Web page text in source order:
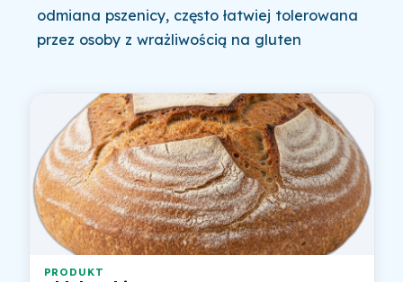
odmiana pszenicy, często łatwiej tolerowana
przez osoby z wrażliwością na gluten
PRODUKT